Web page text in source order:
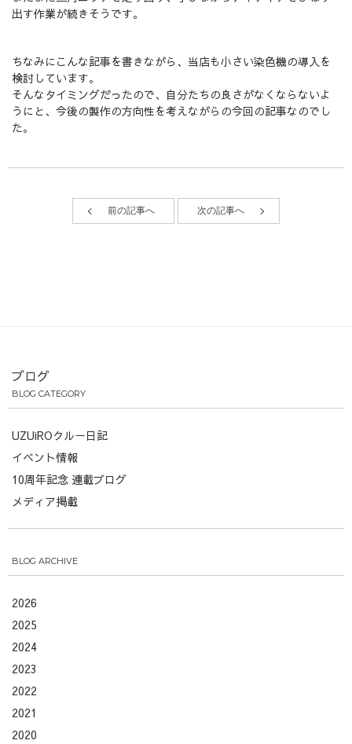
出す作業が続きそうです。
ちなみにこんな記事を書きながら、当店も小さい染色機の導入を
検討しています。
そんなタイミングだったので、自分たちの良さがなくならないよ
うにと、今後の製作の方向性を考えながらの今回の記事なのでし
た。
前の記事へ 次の記事へ
ブログ
BLOG CATEGORY
UZUiROクルー日記
イベント情報
10周年記念 連載ブログ
メディア掲載
BLOG ARCHIVE
2026
2025
2024
2023
2022
2021
2020